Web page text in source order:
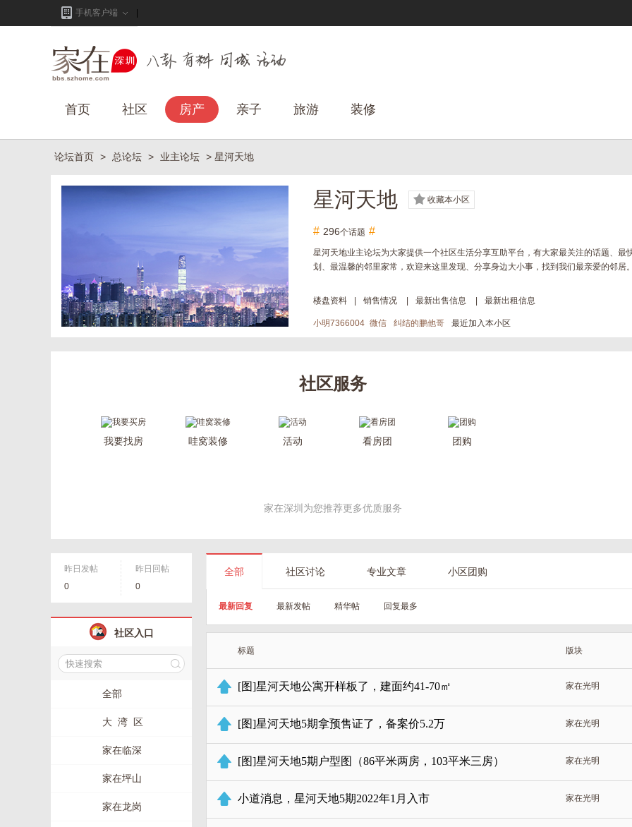
手机客户端
首页 社区 房产 亲子 旅游 装修
论坛首页 > 总论坛 > 业主论坛 > 星河天地
星河天地 收藏本小区
# 296个话题 #
星河天地业主论坛为大家提供一个社区生活分享互助平台，有大家最关注的话题、最
划、最温馨的邻里家常，欢迎来这里发现、分享身边大小事，找到我们最亲爱的邻居
楼盘资料 销售情况 最新出售信息 最新出租信息
小明7366004_微信 纠结的鹏他哥 最近加入本小区
社区服务
我要找房 哇窝装修 活动 看房团 团购
家在深圳为您推荐更多优质服务
全部 社区讨论 专业文章 小区团购
最新回复 最新发帖 精华帖 回复最多
标题 版块
[图]星河天地公寓开样板了，建面约41-70㎡ 家在光明
[图]星河天地5期拿预售证了，备案价5.2万 家在光明
[图]星河天地5期户型图（86平米两房，103平米三房） 家在光明
小道消息，星河天地5期2022年1月入市 家在光明
昨日发帖
0
昨日回帖
0
社区入口
全部
大 湾 区
家在临深
家在坪山
家在龙岗